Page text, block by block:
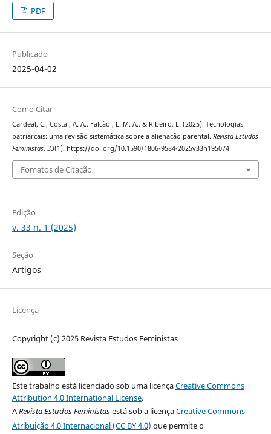
PDF
Publicado
2025-04-02
Como Citar
Cardeal, C., Costa , A. A., Falcão , L. M. A., & Ribeiro, L. (2025). Tecnologias
patriarcais: uma revisão sistemática sobre a alienação parental. Revista Estudos
Feministas, 33(1). https://doi.org/10.1590/1806-9584-2025v33n195074
Fomatos de Citação
Edição
v. 33 n. 1 (2025)
Seção
Artigos
Licença
Copyright (c) 2025 Revista Estudos Feministas
Este trabalho está licenciado sob uma licençaCreative Commons
Attribution 4.0 International License.
ARevista Estudos Feministasestá sob a licençaCreative Commons
Atribuição 4.0 Internacional (CC BY 4.0) que permite o